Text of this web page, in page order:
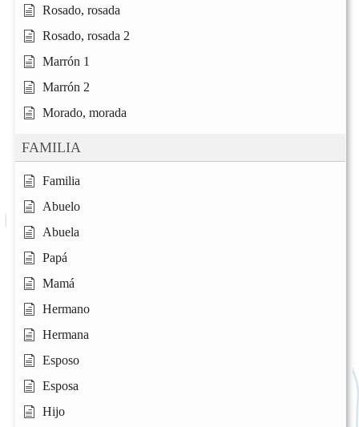
Rosado, rosada
Rosado, rosada 2
Marrón 1
Marrón 2
Morado, morada
FAMILIA
Familia
Abuelo
Abuela
Papá
Mamá
Hermano
Hermana
Esposo
Esposa
Hijo